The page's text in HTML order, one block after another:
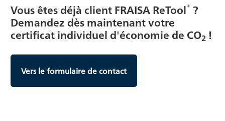
Vous êtes déjà client FRAISA ReTool® ?
Demandez dès maintenant votre
certificat individuel d'économie de CO2 !
Vers le formulaire de contact